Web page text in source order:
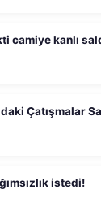
camiye kanlı
Tayland- , Kamboçya daki
istedi!